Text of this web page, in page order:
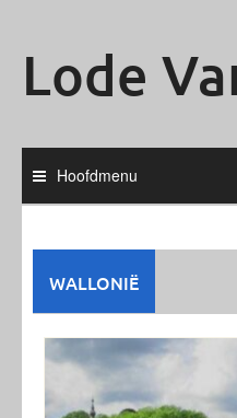
Lode
Hoofdmenu
WALLONIË